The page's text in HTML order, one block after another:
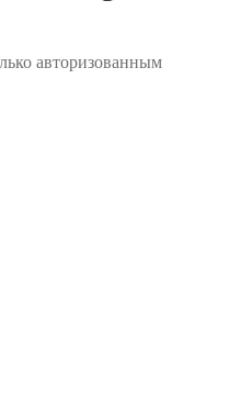
авторизованным